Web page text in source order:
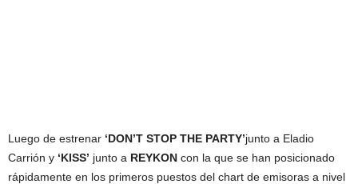
Luego de estrenar ‘DON’T STOP THE PARTY’junto a Eladio
Carrión y ‘KISS’ junto a REYKON con la que se han posicionado
rápidamente en los primeros puestos del chart de emisoras a nivel